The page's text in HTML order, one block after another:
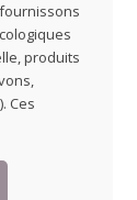
produits
Ces